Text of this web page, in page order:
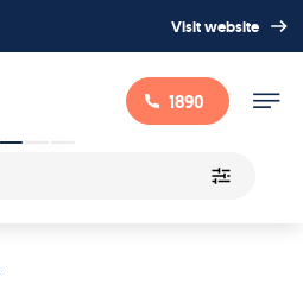
Visit website
1890